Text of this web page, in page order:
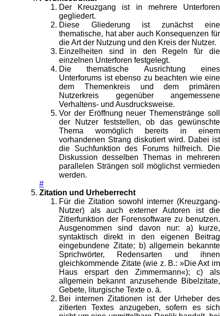
Der Kreuzgang ist in mehrere Unterforen
gegliedert.
Diese Gliederung ist zunächst eine
thematische, hat aber auch Konsequenzen für
die Art der Nutzung und den Kreis der Nutzer.
Einzelheiten sind in den Regeln für die
einzelnen Unterforen festgelegt.
Die thematische Ausrichtung eines
Unterforums ist ebenso zu beachten wie eine
dem Themenkreis und dem primären
Nutzerkreis gegenüber angemessene
Verhaltens- und Ausdrucksweise.
Vor der Eröffnung neuer Themenstränge soll
der Nutzer feststellen, ob das gewünschte
Thema womöglich bereits in einem
vorhandenen Strang diskutiert wird. Dabei ist
die Suchfunktion des Forums hilfreich. Die
Diskussion desselben Themas in mehreren
parallelen Strängen soll möglichst vermieden
werden.
#
Zitation und Urheberrecht
Für die Zitation sowohl interner (Kreuzgang-
Nutzer) als auch externer Autoren ist die
Zitierfunktion der Forensoftware zu benutzen.
Ausgenommen sind davon nur: a) kurze,
syntaktisch direkt in den eigenen Beitrag
eingebundene Zitate; b) allgemein bekannte
Sprichwörter, Redensarten und ihnen
gleichkommende Zitate (wie z. B.: »Die Axt im
Haus erspart den Zimmermann«); c) als
allgemein bekannt anzusehende Bibelzitate,
Gebete, liturgische Texte o. ä.
Bei internen Zitationen ist der Urheber des
zitierten Textes anzugeben, sofern es sich